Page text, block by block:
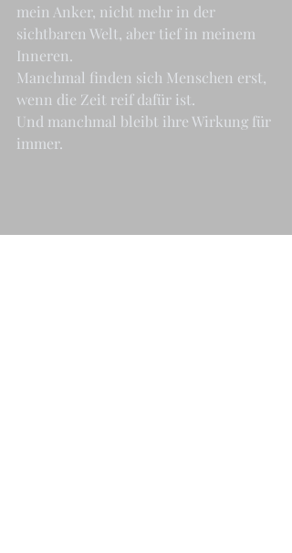
mein Anker, nicht mehr in der
sichtbaren Welt, aber tief in meinem
Inneren.
Manchmal finden sich Menschen erst,
wenn die Zeit reif dafür ist.
Und manchmal bleibt ihre Wirkung für
immer.